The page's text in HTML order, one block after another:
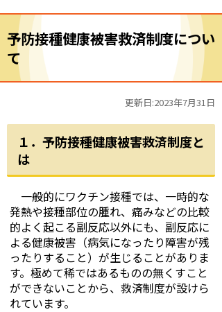
予防接種健康被害救済制度につい
て
更新日:2023年7月31日
１．予防接種健康被害救済制度と
は
一般的にワクチン接種では、一時的な
発熱や接種部位の腫れ、痛みなどの比較
的よく起こる副反応以外にも、副反応に
よる健康被害（病気になったり障害が残
ったりすること）が生じることがありま
す。極めて稀ではあるものの無くすこと
ができないことから、救済制度が設けら
れています。